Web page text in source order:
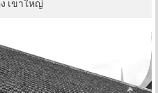
เขาใหญ่